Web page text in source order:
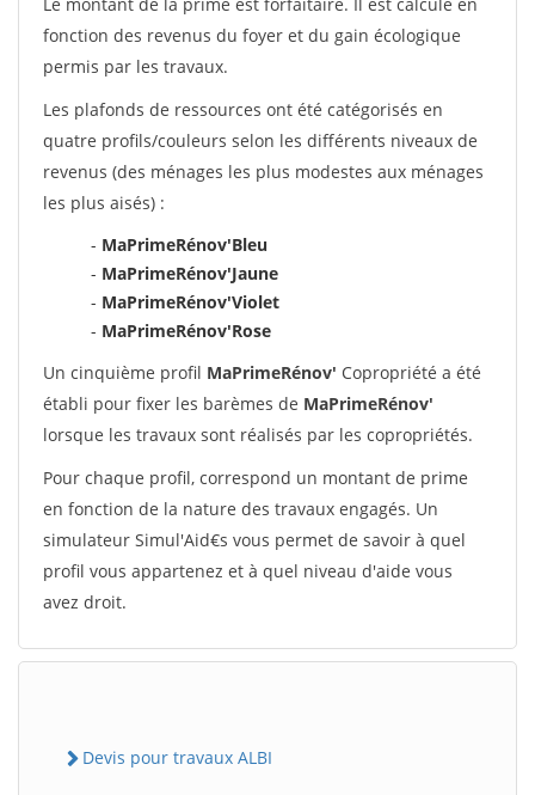
fonction des revenus du foyer et du gain écologique
permis par les travaux.
Les plafonds de ressources ont été catégorisés en
quatre profils/couleurs selon les différents niveaux de
revenus (des ménages les plus modestes aux ménages
les plus aisés) :
- MaPrimeRénov'Bleu
- MaPrimeRénov'Jaune
- MaPrimeRénov'Violet
- MaPrimeRénov'Rose
Un cinquième profil MaPrimeRénov' Copropriété a été
établi pour fixer les barèmes de MaPrimeRénov'
lorsque les travaux sont réalisés par les copropriétés.
Pour chaque profil, correspond un montant de prime
en fonction de la nature des travaux engagés. Un
simulateur Simul'Aid€s vous permet de savoir à quel
profil vous appartenez et à quel niveau d'aide vous
avez droit.
Devis pour travaux ALBI